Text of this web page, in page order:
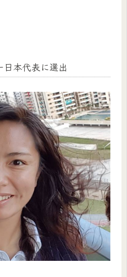
本代表に選出